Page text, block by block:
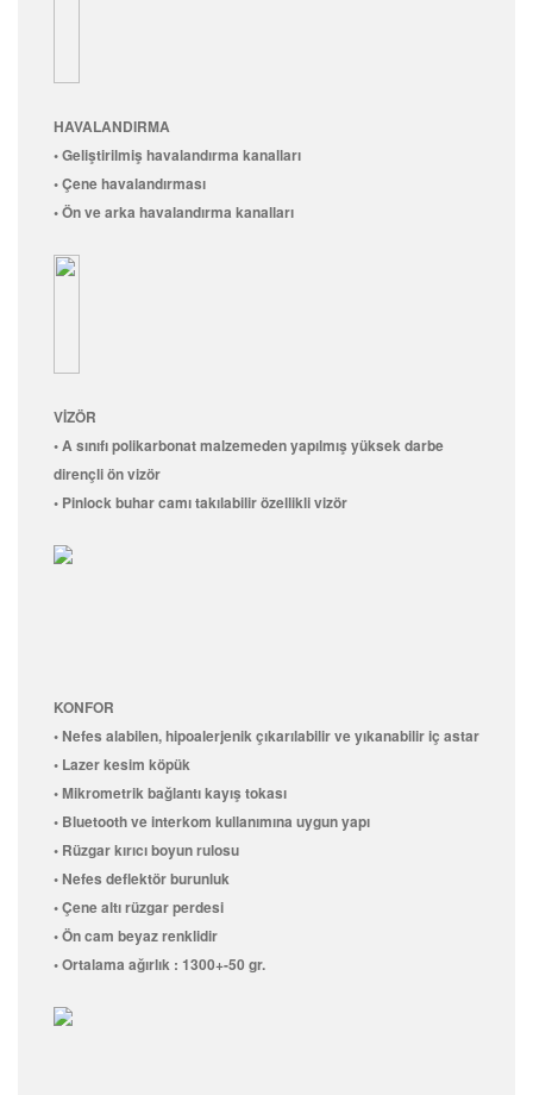
HAVALANDIRMA
• Geliştirilmiş havalandırma kanalları
• Çene havalandırması
• Ön ve arka havalandırma kanalları
VİZÖR
• A sınıfı polikarbonat malzemeden yapılmış yüksek darbe
dirençli ön vizör
• Pinlock buhar camı takılabilir özellikli vizör
KONFOR
• Nefes alabilen, hipoalerjenik çıkarılabilir ve yıkanabilir iç astar
• Lazer kesim köpük
• Mikrometrik bağlantı kayış tokası
• Bluetooth ve interkom kullanımına uygun yapı
• Rüzgar kırıcı boyun rulosu
• Nefes deflektör burunluk
• Çene altı rüzgar perdesi
• Ön cam beyaz renklidir
• Ortalama ağırlık : 1300+-50 gr.